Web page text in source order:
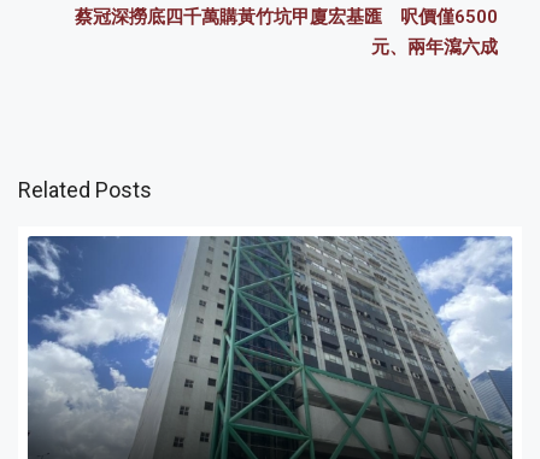
蔡冠深撈底四千萬購黃竹坑甲廈宏基匯 呎價僅6500
元、兩年瀉六成
Related Posts